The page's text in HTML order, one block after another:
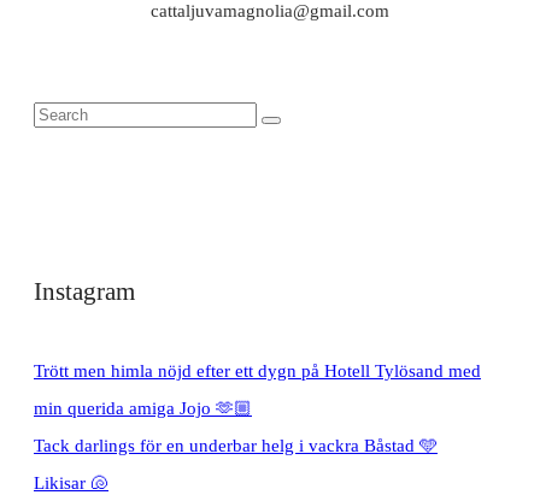
cattaljuvamagnolia@gmail.com
Instagram
Trött men himla nöjd efter ett dygn på Hotell Tylösand med
min querida amiga Jojo 🫶🏼
Tack darlings för en underbar helg i vackra Båstad 🩵
Likisar 🐚